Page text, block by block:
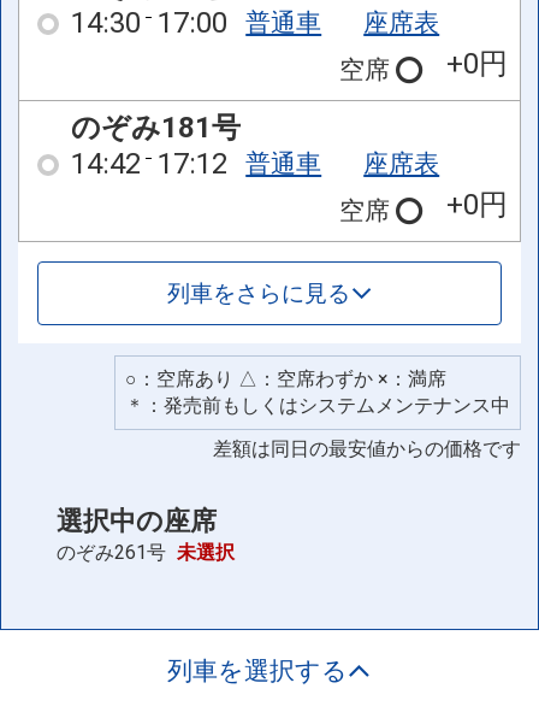
14:30 17:00 普通車
座席表
空席
+0円
のぞみ181号
14:42 17:12 普通車
座席表
空席
+0円
列車をさらに見る
○：空席あり △：空席わずか ×：満席
＊：発売前もしくはシステムメンテナンス中
差額は同日の最安値からの価格です
選択中の座席
のぞみ261号 未選択
列車を選択する